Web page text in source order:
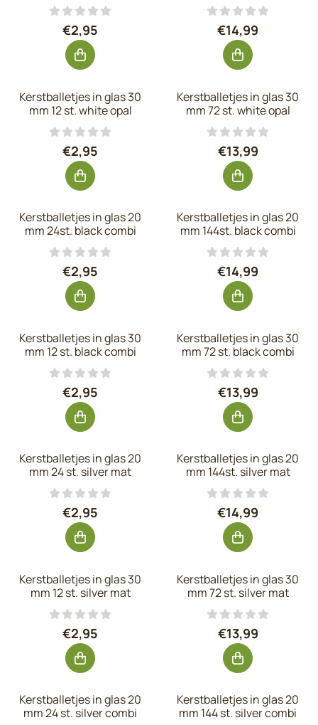
Prijs: 2,95, exclusief btw: 2,44
€2,95 Prijs: 14,99,
€14,99
Kerstballetjes in glas 30
mm 12 st. white opal
Prijs: 2,95, exclusief btw: 2,44
€2,95
Kerstballetjes in glas 30
mm 72 st. white opal
Prijs: 13,99,
€13,99
Kerstballetjes in glas 20
mm 24st. black combi
Prijs: 2,95, exclusief btw: 2,44
€2,95
Kerstballetjes in glas 20
mm 144st. black combi
Prijs: 14,99,
€14,99
Kerstballetjes in glas 30
mm 12 st. black combi
Prijs: 2,95, exclusief btw: 2,44
€2,95
Kerstballetjes in glas 30
mm 72 st. black combi
Prijs: 13,99,
€13,99
Kerstballetjes in glas 20
mm 24 st. silver mat
Prijs: 2,95, exclusief btw: 2,44
€2,95
Kerstballetjes in glas 20
mm 144st. silver mat
Prijs: 14,99,
€14,99
Kerstballetjes in glas 30
mm 12 st. silver mat
Prijs: 2,95, exclusief btw: 2,44
€2,95
Kerstballetjes in glas 30
mm 72 st. silver mat
Prijs: 13,99,
€13,99
Kerstballetjes in glas 20
mm 24 st. silver combi
Kerstballetjes in glas 20
mm 144 st. silver combi